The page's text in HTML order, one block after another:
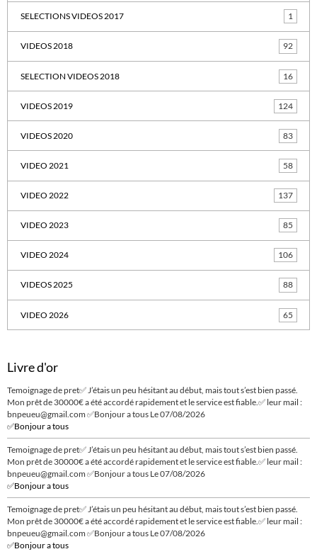
SELECTIONS VIDEOS 2017 1
VIDEOS 2018 92
SELECTION VIDEOS 2018 16
VIDEOS 2019 124
VIDEOS 2020 83
VIDEO 2021 58
VIDEO 2022 137
VIDEO 2023 85
VIDEO 2024 106
VIDEOS 2025 88
VIDEO 2026 65
Livre d'or
Temoignage de pret✅ J’étais un peu hésitant au début, mais tout s’est bien passé.
Mon prêt de 30000€ a été accordé rapidement et le service est fiable.✅ leur mail :
bnpeueu@gmail.com ✅Bonjour a tous Le 07/08/2026
✅Bonjour a tous
Temoignage de pret✅ J’étais un peu hésitant au début, mais tout s’est bien passé.
Mon prêt de 30000€ a été accordé rapidement et le service est fiable.✅ leur mail :
bnpeueu@gmail.com ✅Bonjour a tous Le 07/08/2026
✅Bonjour a tous
Temoignage de pret✅ J’étais un peu hésitant au début, mais tout s’est bien passé.
Mon prêt de 30000€ a été accordé rapidement et le service est fiable.✅ leur mail :
bnpeueu@gmail.com ✅Bonjour a tous Le 07/08/2026
✅Bonjour a tous